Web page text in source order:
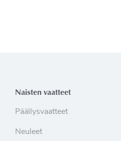
Naisten vaatteet
Päällysvaatteet
Neuleet